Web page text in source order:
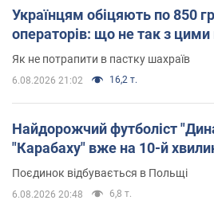
Українцям обіцяють по 850
операторів: що не так з
Як не потрапити в пастку шахраїв
6.08.2026 21:02 16,2 т.
Найдорожчий футболіст
"Карабаху" вже на 10-й
Поєдинок відбувається в Польщі
6.08.2026 20:48 6,8 т.